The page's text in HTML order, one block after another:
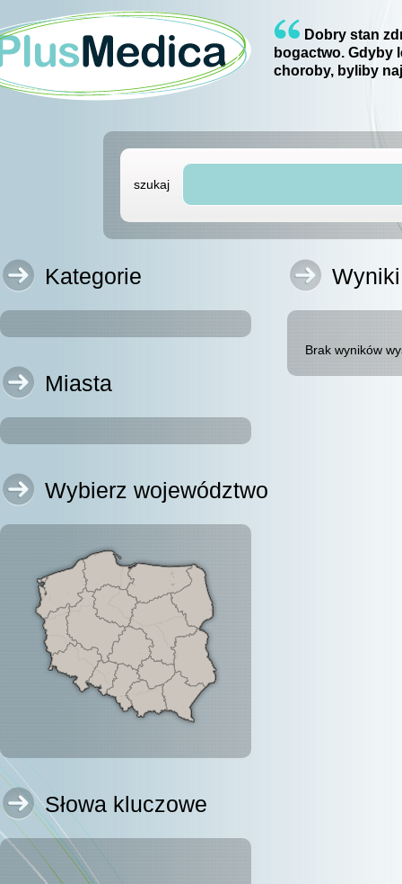
Dobry stan
bogactwo. Gdyby
choroby, byliby
szukaj
Kategorie
Miasta
Wybierz województwo
Słowa kluczowe
Brak wyników